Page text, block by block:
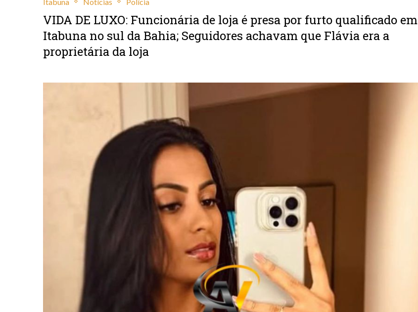
VIDA DE LUXO: Funcionária de loja é presa por furto qualificado em
Itabuna no sul da Bahia; Seguidores achavam que Flávia era a
proprietária da loja